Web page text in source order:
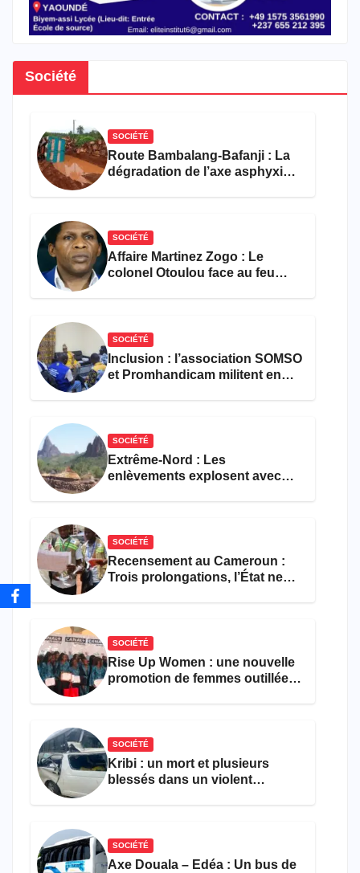
Société
SOCIÉTÉ
Route Bambalang-Bafanji : La
dégradation de l’axe asphyxie
SOCIÉTÉ
Affaire Martinez Zogo : Le
colonel Otoulou face au feu
SOCIÉTÉ
Inclusion : l’association SOMSO
et Promhandicam militent en
SOCIÉTÉ
Extrême-Nord : Les
enlèvements explosent avec
SOCIÉTÉ
Recensement au Cameroun :
Trois prolongations, l’État ne
SOCIÉTÉ
Rise Up Women : une nouvelle
promotion de femmes outillées
SOCIÉTÉ
Kribi : un mort et plusieurs
blessés dans un violent
SOCIÉTÉ
Axe Douala – Edéa : Un bus de